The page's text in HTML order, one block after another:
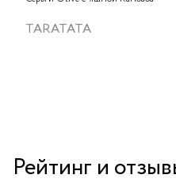
TARATATA
Рейтинг и